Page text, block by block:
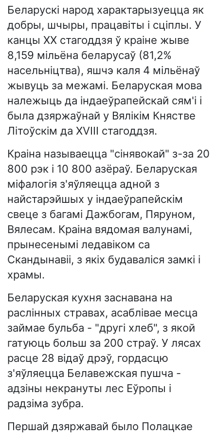
Беларускі народ характарызуецца як
добры, шчыры, працавіты і сціплы. У
канцы XX стагоддзя ў краіне жыве
8,159 мільёна беларусаў (81,2%
насельніцтва), яшчэ каля 4 мільёнаў
жывуць за межамі. Беларуская мова
належыць да індаеўрапейскай сям'і і
была дзяржаўнай у Вялікім Княстве
Літоўскім да XVIII стагоддзя.
Краіна называецца "сінявокай" з-за 20
800 рэк і 10 800 азёраў. Беларуская
міфалогія з'яўляецца адной з
найстарэйшых у індаеўрапейскім
свеце з багамі Дажбогам, Пяруном,
Вялесам. Краіна вядомая валунамі,
прынесенымі ледавіком са
Скандынавіі, з якіх будаваліся замкі і
храмы.
Беларуская кухня заснавана на
раслінных стравах, асаблівае месца
займае бульба - "другі хлеб", з якой
гатуюць больш за 200 страў. У лясах
расце 28 відаў дрэў, гордасцю
з'яўляецца Белавежская пушча -
адзіны некрануты лес Еўропы і
радзіма зубра.
Першай дзяржавай было Полацкае